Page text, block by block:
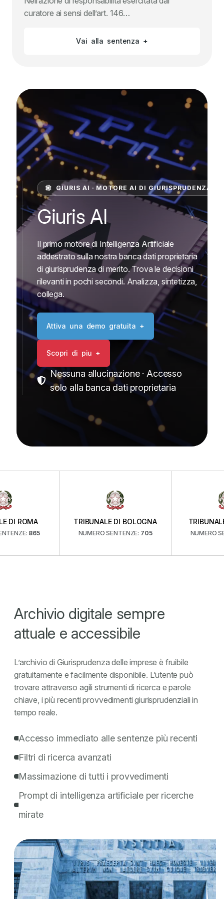
curatore ai sensi dell’art. 146…
Vai alla sentenza +
GIURIS AI · MOTORE AI DI GIURISPRUDENZA
Giuris AI
Il primo motore di Intelligenza Artificiale
addestrato sulla nostra banca dati proprietaria
di giurisprudenza di merito. Trova le decisioni
rilevanti in pochi secondi. Analizza, sintetizza,
collega.
Attiva una demo gratuita +
Scopri di piu +
Nessuna allucinazione · Accesso
solo alla banca dati proprietaria
865
TRIBUNALE DI BOLOGNA
NUMERO SENTENZE:705
TRIBUNALE DI
NUMERO
Archivio digitale sempre
attuale e accessibile
L’archivio di Giurisprudenza delle imprese è fruibile
gratuitamente e facilmente disponibile. L’utente può
trovare attraverso agili strumenti di ricerca e parole
chiave, i più recenti provvedimenti giurisprudenziali in
tempo reale.
Accesso immediato alle sentenze più recenti
Filtri di ricerca avanzati
Massimazione di tutti i provvedimenti
Prompt di intelligenza artificiale per ricerche
mirate